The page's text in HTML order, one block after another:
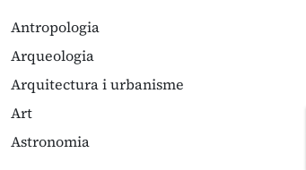
Antropologia
Arqueologia
Arquitectura i urbanisme
Art
Astronomia